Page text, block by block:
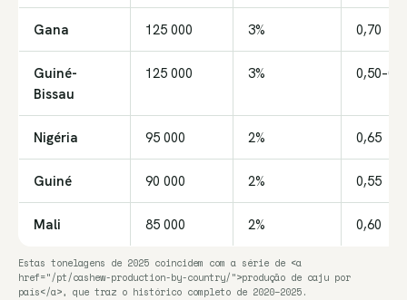
Gana 125 000 3% 0,70
Guiné-
Bissau
125 000 3%
Nigéria 95 000 2% 0,65
Guiné 90 000 2% 0,55
Mali 85 000 2% 0,60
Estas tonelagens de 2025 coincidem com a série de <a
href="/pt/cashew-production-by-country/">produção de caju por
país</a>, que traz o histórico completo de 2020–2025.